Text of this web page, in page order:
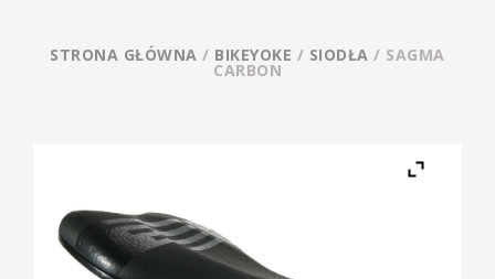
STRONA GŁÓWNA / BIKEYOKE / SIODŁA / SAGMA
CARBON